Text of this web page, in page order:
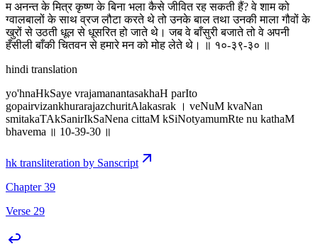
म अनन्त के मित्र कृष्ण के बिना भला कैसे जीवित रह सकती हैं? वे शाम को
ग्वालबालों के साथ व्रज लौटा करते थे तो उनके बाल तथा उनकी माला गौवों के
खुरों से उठती धूल से धूसरित हो जाते थे। जब वे बाँसुरी बजाते तो वे अपनी
हँसीली बाँकी चितवन से हमारे मन को मोह लेते थे। ॥ १०-३९-३० ॥
hindi translation
yo'hnaHkSaye vrajamanantasakhaH parIto
gopairvizankhurarajazchuritAlakasrak । veNuM kvaNan
smitakaTAkSanirIkSaNena cittaM kSiNotyamumRte nu kathaM
bhavema ॥ 10-39-30 ॥
hk transliteration by Sanscript
Chapter 39
Verse 29